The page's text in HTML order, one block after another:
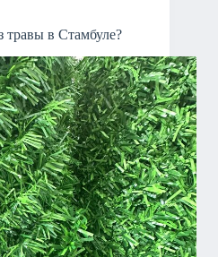
травы в Стамбуле?